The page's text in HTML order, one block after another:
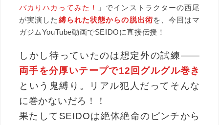
バカりハカってみた！
」でインストラクターの西尾
が実演した 縛られた状態からの脱出術を、今回はマ
ガジムYouTube動画でSEIDOに直接伝授！
しかし待っていたのは想定外の試練――
両手を分厚いテープで12回グルグル巻き
という鬼縛り。リアル犯人だってそんな
に巻かないだろ！！
果たしてSEIDOは絶体絶命のピンチから